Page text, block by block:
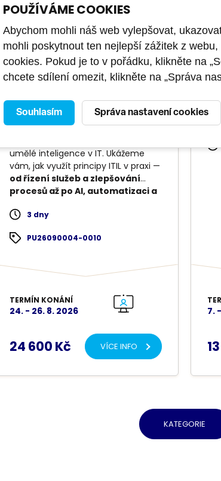
ITIL® Foundation
(Version 5) + zkouška
základní
verze certifikace ITILz roku 2026,
která reflektuje moderní řízení IT
služeb, digitálních produktů, value
umělé inteligence v IT. Ukážeme
vám, jak využít principy ITIL v praxi —
od řízení služeb a zlepšování
procesů až po AI, automatizaci a
3 dny
PU26090004-0010
TERMÍN KONÁNÍ
24. - 26. 8. 2026
24 600 Kč VÍCE INFO
7.
KATEGORIE
POUŽÍVÁME COOKIES
Abychom mohli náš web vylepšovat,
mohli poskytnout ten nejlepší zážitek z
cookies. Pokud je to v pořádku, klikněte na
chcete sdílení omezit, klikněte na „Správa
Správa nastavení cookies
Souhlasím